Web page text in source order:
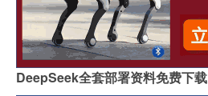
DeepSeek全套部署资料免费下载